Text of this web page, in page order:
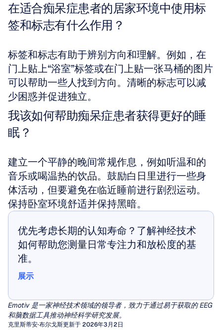
在适合痴呆症患者的居家环境中使用标
签和标志有什么作用？
标签和标志有助于辨别方向和理解。例如，在
门上贴上“浴室”标签或在门上贴一张马桶的图片
可以帮助一些人找到方向。清晰的标志可以减
少困惑并促进独立。
我该如何帮助痴呆症患者获得更好的睡
眠？
建立一个平静的晚间常规作息，例如听温和的
音乐或喝温热的饮品。鼓励白日里进行一些身
体活动，但要避免在临近睡前进行剧烈运动。
保持卧室环境舒适并保持黑暗。
优先考虑长期的认知寿命？了解神经技术
如何帮助您测量日常专注力和放松度的基
准。
展示
Emotiv 是一家神经技术领域的领导者，致力于通过易于获取的 EEG
和脑数据工具推动神经科学研究发展。
克里斯蒂安·布尔戈斯更新于 2026年3月2日